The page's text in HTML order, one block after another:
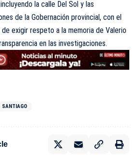
la calle Del Sol y las
de la Gobernación provincial, con el
exigir respeto a la memoria de Valerio
en las investigaciones.
SANTIAGO